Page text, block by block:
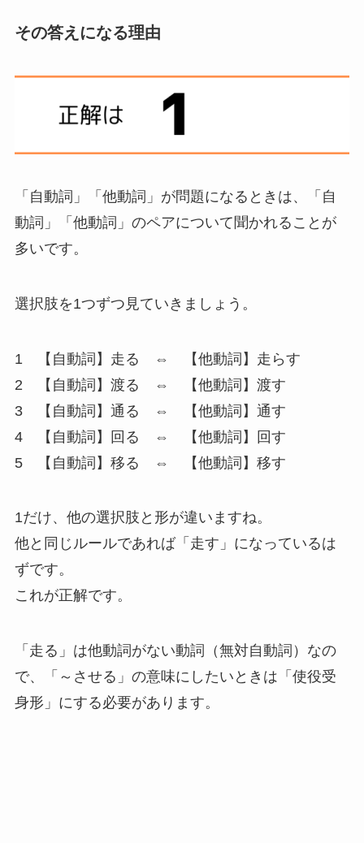
その答えになる理由
「自動詞」「他動詞」が問題になるときは、「自
動詞」「他動詞」のペアについて聞かれることが
多いです。
選択肢を1つずつ見ていきましょう。
1 【自動詞】走る ⇔
【他動詞】走らす
2 【自動詞】渡る ⇔ 【他動詞】渡す
3 【自動詞】通る ⇔ 【他動詞】通す
4 【自動詞】回る ⇔ 【他動詞】回す
5 【自動詞】移る ⇔ 【他動詞】移す
1だけ、他の選択肢と形が違いますね。
他と同じルールであれば「走す」になっているは
ずです。
これが正解です。
「走る」は他動詞がない動詞（無対自動詞）なの
で、「～させる」の意味にしたいときは「使役受
身形」にする必要があります。